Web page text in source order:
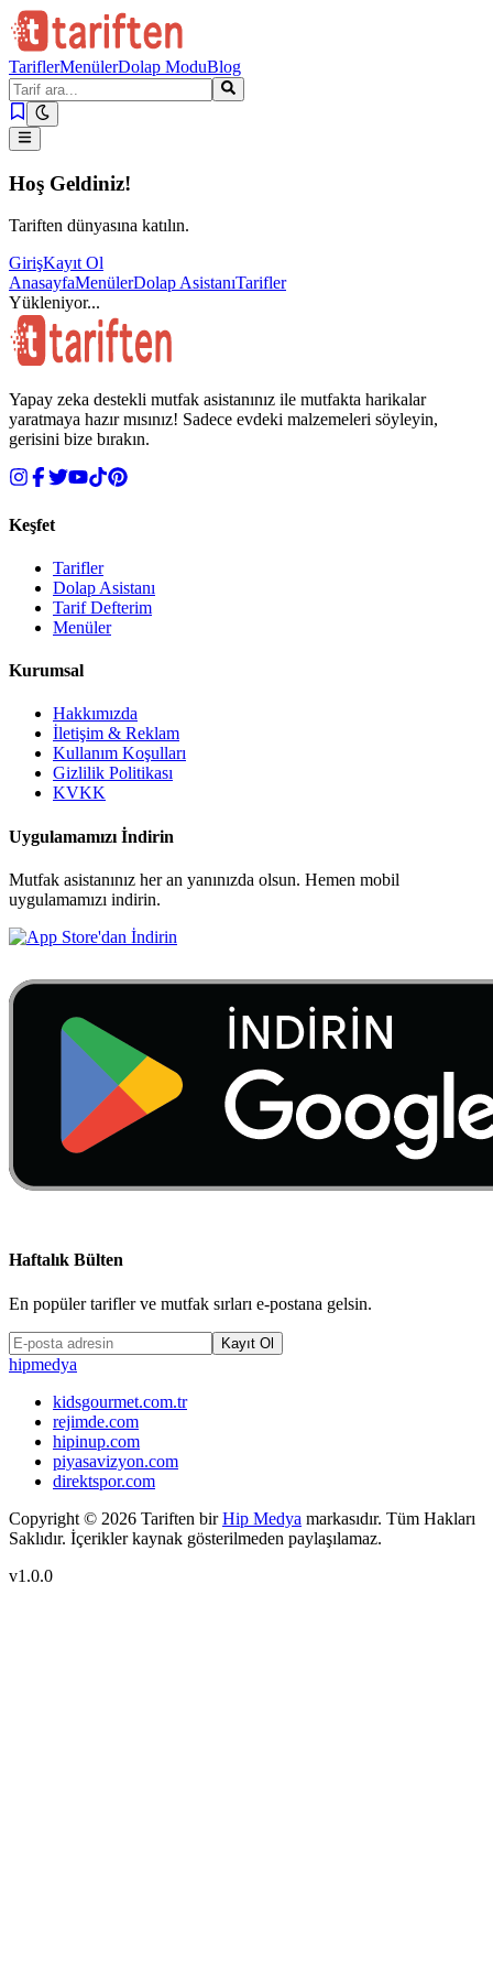
TariflerMenülerDolap ModuBlog
Hoş Geldiniz!
Tariften dünyasına katılın.
GirişKayıt Ol
AnasayfaMenülerDolap AsistanıTarifler
Yükleniyor...
Yapay zeka destekli mutfak asistanınız ile mutfakta harikalar
yaratmaya hazır mısınız! Sadece evdeki malzemeleri söyleyin,
gerisini bize bırakın.
Keşfet
Tarifler
Dolap Asistanı
Tarif Defterim
Menüler
Kurumsal
Hakkımızda
İletişim & Reklam
Kullanım Koşulları
Gizlilik Politikası
KVKK
Uygulamamızı İndirin
Mutfak asistanınız her an yanınızda olsun. Hemen mobil
uygulamamızı indirin.
Haftalık Bülten
En popüler tarifler ve mutfak sırları e-postana gelsin.
Kayıt Ol
hipmedya
kidsgourmet.com.tr
rejimde.com
hipinup.com
piyasavizyon.com
direktspor.com
Copyright © 2026 Tariften birHip Medya markasıdır. Tüm Hakları
Saklıdır. İçerikler kaynak gösterilmeden paylaşılamaz.
v1.0.0